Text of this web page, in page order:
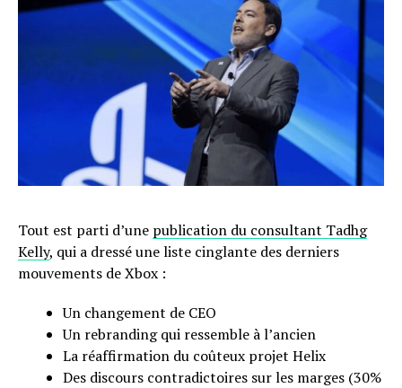
Tout est parti d’une publication du consultant Tadhg
Kelly, qui a dressé une liste cinglante des derniers
mouvements de Xbox :
Un changement de CEO
Un rebranding qui ressemble à l’ancien
La réaffirmation du coûteux projet Helix
Des discours contradictoires sur les marges (30%